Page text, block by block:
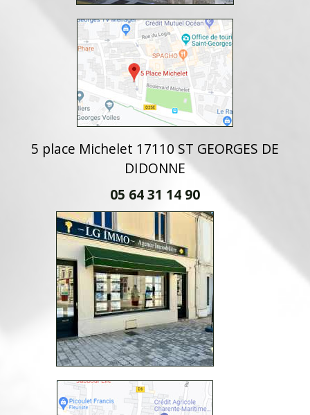
5 place Michelet 17110 ST GEORGES DE
DIDONNE
05 64 31 14 90